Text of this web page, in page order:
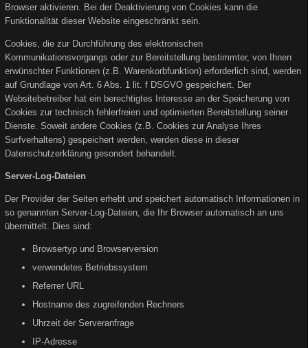
Browser aktivieren. Bei der Deaktivierung von Cookies kann die
Funktionalität dieser Website eingeschränkt sein.
Cookies, die zur Durchführung des elektronischen
Kommunikationsvorgangs oder zur Bereitstellung bestimmter, von Ihnen
erwünschter Funktionen (z.B. Warenkorbfunktion) erforderlich sind, werden
auf Grundlage von Art. 6 Abs. 1 lit. f DSGVO gespeichert. Der
Websitebetreiber hat ein berechtigtes Interesse an der Speicherung von
Cookies zur technisch fehlerfreien und optimierten Bereitstellung seiner
Dienste. Soweit andere Cookies (z.B. Cookies zur Analyse Ihres
Surfverhaltens) gespeichert werden, werden diese in dieser
Datenschutzerklärung gesondert behandelt.
Server-Log-Dateien
Der Provider der Seiten erhebt und speichert automatisch Informationen in
so genannten Server-Log-Dateien, die Ihr Browser automatisch an uns
übermittelt. Dies sind:
Browsertyp und Browserversion
verwendetes Betriebssystem
Referrer URL
Hostname des zugreifenden Rechners
Uhrzeit der Serveranfrage
IP-Adresse